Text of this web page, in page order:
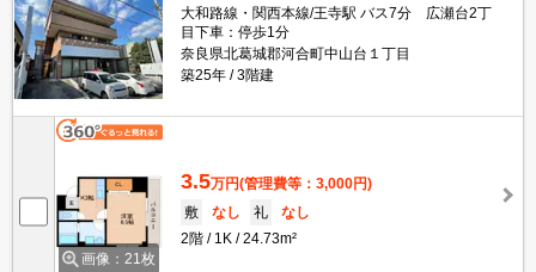
大和路線・関西本線/王寺駅 バス7分 広瀬台2丁
目下車：停歩1分
奈良県北葛城郡河合町中山台１丁目
築25年
3階建
画像：21枚
3.5万円(管理費等：3,000円)
敷
なし 礼
なし
2階
1K 24.73m²